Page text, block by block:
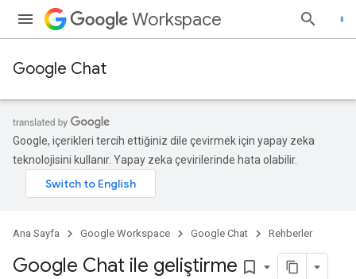
Workspace
Google Chat
Google, içerikleri tercih ettiğiniz dile çevirmek için yapay zeka
teknolojisini kullanır. Yapay zeka çevirilerinde hata olabilir.
Ana Sayfa Google Workspace Google Chat Rehberler
Google Chat ile geliştirme bookmark_border